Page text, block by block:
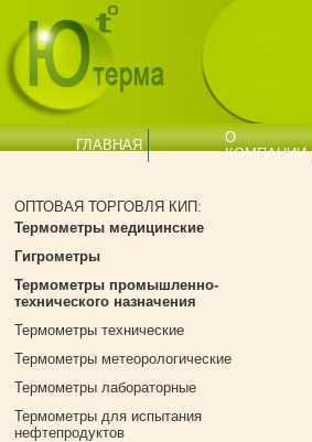
ГЛАВНАЯ
О
КОМПАНИИ
ОПТОВАЯ ТОРГОВЛЯ КИП:
Термометры медицинские
Гигрометры
Термометры промышленно-
технического назначения
Термометры технические
Термометры метеорологические
Термометры лабораторные
Термометры для испытания
нефтепродуктов